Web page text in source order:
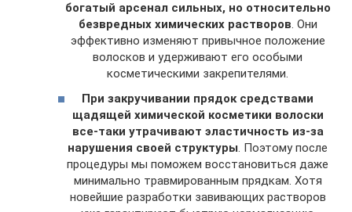
богатый арсенал сильных, но относительно
безвредных химических растворов. Они
эффективно изменяют привычное положение
волосков и удерживают его особыми
косметическими закрепителями.
При закручивании прядок средствами
щадящей химической косметики волоски
все-таки утрачивают эластичность из-за
нарушения своей структуры. Поэтому после
процедуры мы поможем восстановиться даже
минимально травмированным прядкам. Хотя
новейшие разработки завивающих растворов